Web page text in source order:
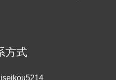
方式